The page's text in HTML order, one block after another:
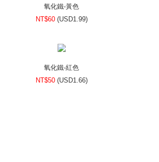
氧化鐵-黃色
NT$60 (USD1.99)
氧化鐵-紅色
NT$50 (USD1.66)